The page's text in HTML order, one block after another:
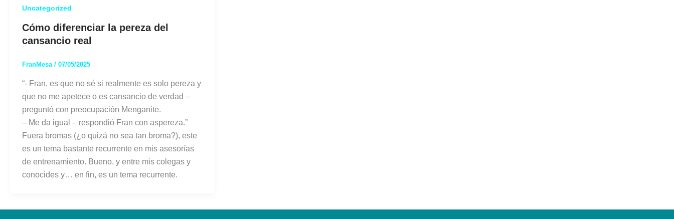
Uncategorized
Cómo diferenciar la pereza del
cansancio real
FranMesa / 07/05/2025
“- Fran, es que no sé si realmente es solo pereza y
que no me apetece o es cansancio de verdad –
preguntó con preocupación Menganite.
– Me da igual – respondió Fran con aspereza.”
Fuera bromas (¿o quizá no sea tan broma?), este
es un tema bastante recurrente en mis asesorías
de entrenamiento. Bueno, y entre mis colegas y
conocides y… en fin, es un tema recurrente.